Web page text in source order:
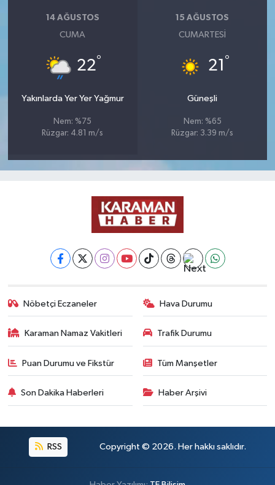
14 AĞUSTOS
CUMA
22°
Yakınlarda Yer Yer Yağmur
Nem: %75
Rüzgar: 4.81 m/s
15 AĞUSTOS
CUMARTESI
21 °
Güneşli
Nem: %65
Rüzgar: 3.39 m/s
Nöbetçi Eczaneler Hava Durumu
Karaman Namaz Vakitleri Trafik Durumu
Puan Durumu ve Fikstür Tüm Manşetler
Son Dakika Haberleri Haber Arşivi
RSS Copyright © 2026. Her hakkı saklıdır.